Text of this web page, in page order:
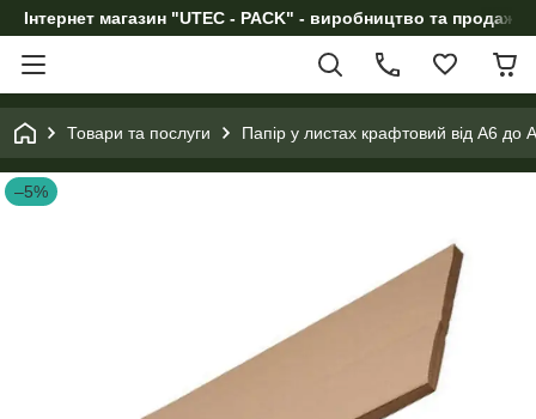
Інтернет магазин "UTEC - PACK" - виробництво та продаж
Товари та послуги Папір у листах крафтовий від А6 до
–5%